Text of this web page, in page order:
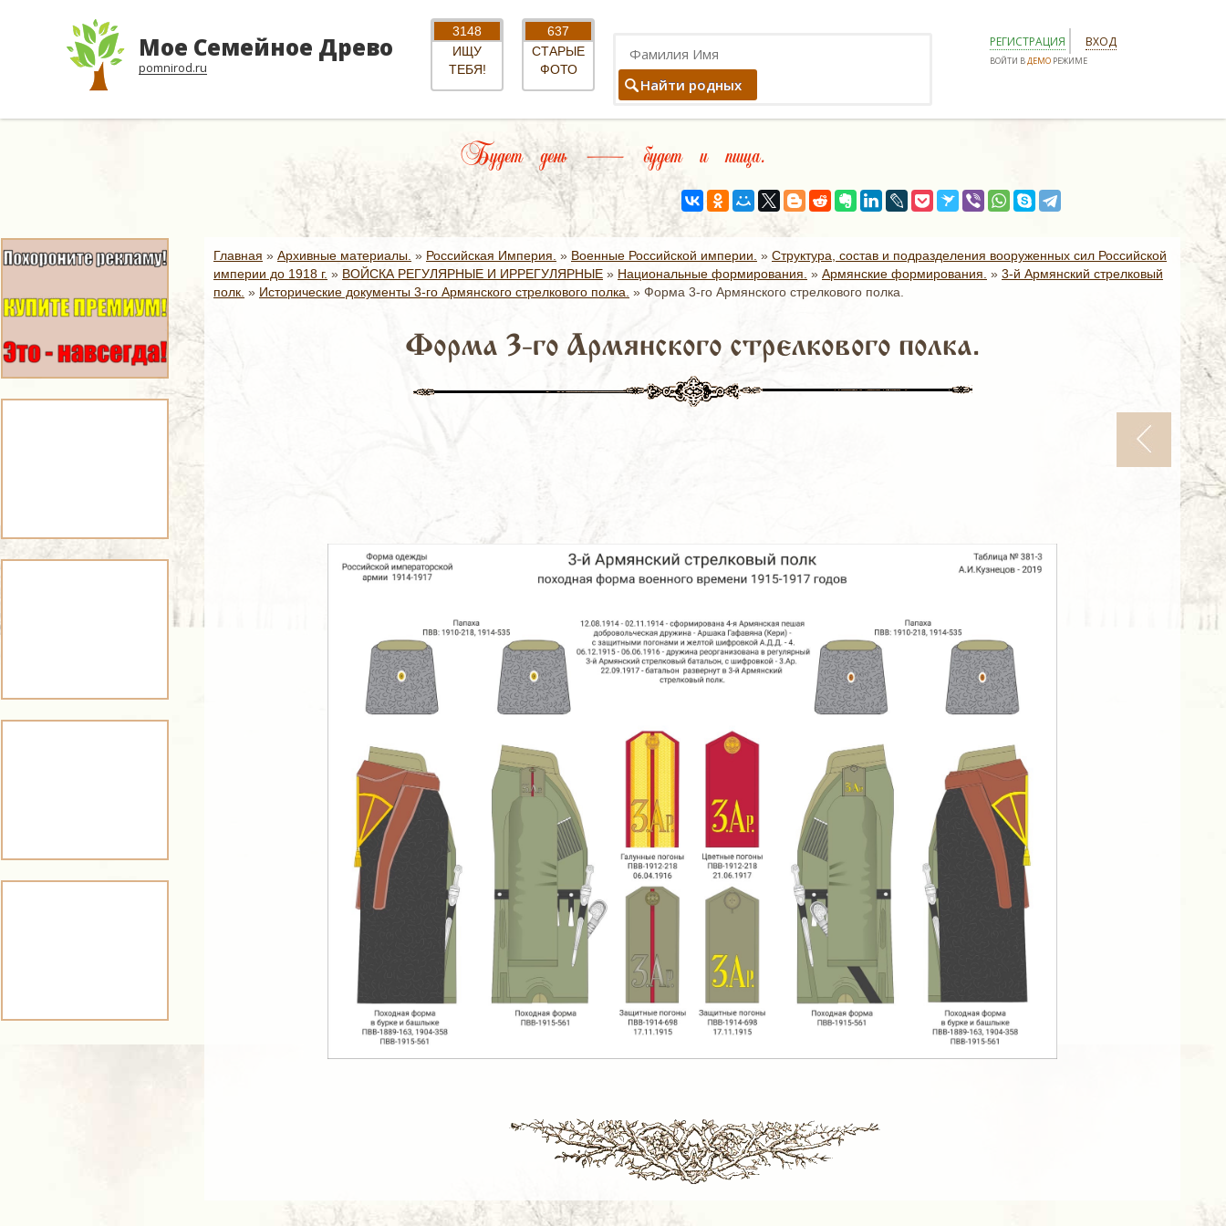
Мое Семейное Древо
pomnirod.ru
3148
ИЩУ
ТЕБЯ!
637
СТАРЫЕ
ФОТО
Найти родных
РЕГИСТРАЦИЯ ВХОД
ВОЙТИ ВДЕМО РЕЖИМЕ
Будет день — будет и пища.
Главная » Архивные материалы. » Российская Империя. » Военные Российской империи. » Структура, состав и подразделения вооруженных сил Российской
империи до 1918 г. » ВОЙСКА РЕГУЛЯРНЫЕ И ИРРЕГУЛЯРНЫЕ » Национальные формирования. » Армянские формирования. » 3-й Армянский стрелковый
полк. » Исторические документы 3-го Армянского стрелкового полка. » Форма 3-го Армянского стрелкового полка.
Форма 3-го Армянского стрелкового полка.